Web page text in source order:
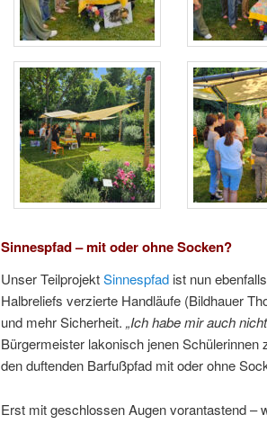
Sinnespfad – mit oder ohne Socken?
Unser TeilprojektSinnespfad ist nun
Halbreliefs verzierte Handläufe (Bildhauer
und mehr Sicherheit. „Ich habe mir auch
Bürgermeister lakonisch jenen
den duftenden Barfußpfad mit oder ohne
Erst mit geschlossen Augen vorantastend –